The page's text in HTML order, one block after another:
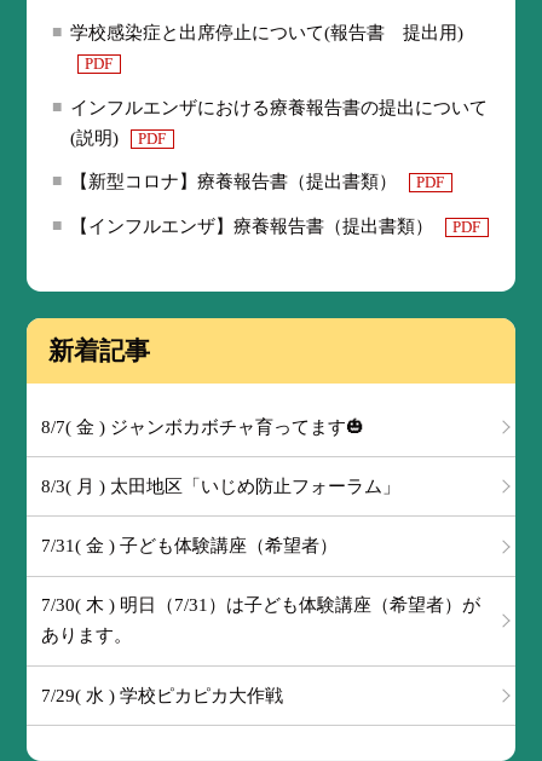
学校感染症と出席停止について(報告書 提出用)
PDF
インフルエンザにおける療養報告書の提出について
(説明)
PDF
【新型コロナ】療養報告書（提出書類） PDF
【インフルエンザ】療養報告書（提出書類） PDF
新着記事
8/7( 金 ) ジャンボカボチャ育ってます🎃
8/3( 月 ) 太田地区「いじめ防止フォーラム」
7/31( 金 ) 子ども体験講座（希望者）
7/30( 木 ) 明日（7/31）は子ども体験講座（希望者）が
あります。
7/29( 水 ) 学校ピカピカ大作戦